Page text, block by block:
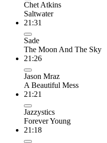
Chet Atkins
Saltwater
21:31
Sade
The Moon And The Sky
21:26
Jason Mraz
A Beautiful Mess
21:21
Jazzystics
Forever Young
21:18